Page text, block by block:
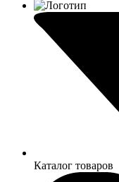
Каталог товаров